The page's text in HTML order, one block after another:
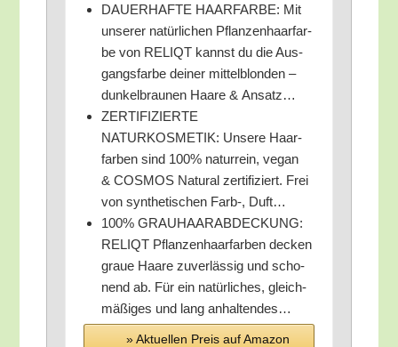
DAUERHAFTE HAARFARBE: Mit
unse­rer natür­li­chen Pflan­zen­haar­far­
be von RELIQT kannst du die Aus­
gangs­far­be dei­ner mit­tel­blon­den –
dun­kel­brau­nen Haa­re & Ansatz…
ZERTIFIZIERTE
NATURKOSMETIK: Unse­re Haar­
far­ben sind 100% natur­rein, vegan
& COSMOS Natu­ral zer­ti­fi­ziert. Frei
von syn­the­ti­schen Farb‑, Duft…
100% GRAUHAARABDECKUNG:
RELIQT Pflan­zen­haar­far­ben decken
graue Haa­re zuver­läs­sig und scho­
nend ab. Für ein natür­li­ches, gleich­
mä­ßi­ges und lang anhaltendes…
» Aktu­el­len Preis auf Ama­zon